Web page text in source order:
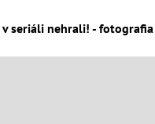
v seriáli nehrali! -